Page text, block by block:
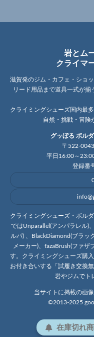
岩とム
クライマ
滋賀発のジム・カフェ・ショ
リード用品まで道具一式が
クライミングシューズ国内最
自然・挑戦・冒険
グッぼる ボル
〒522-
平日16:00～
登録番
クライミングシューズ・ボル
ではUnparallel(アンパラレル)
ルパ) 、BlackDiamond(ブラッ
メーカー)、fazaBrush(ファザ
す。クライミングシューズ購
お付き合いする「試履き交換
岩やジムでト
当サイトに掲載の画
©2013-2025
在庫切れ